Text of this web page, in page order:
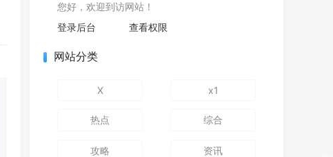
您好，欢迎到访网站！
登录后台
查看权限
网站分类
X x1
热点 综合
攻略 资讯